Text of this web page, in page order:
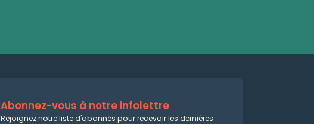
Abonnez-vous à notre infolettre
Rejoignez notre liste d'abonnés pour recevoir les dernières